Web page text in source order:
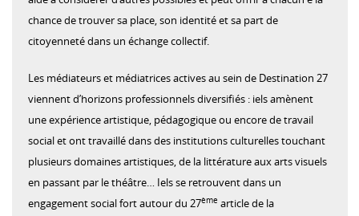
chance de trouver sa place, son identité et sa part de
citoyenneté dans un échange collectif.
Les médiateurs et médiatrices actives au sein de Destination 27
viennent d’horizons professionnels diversifiés : iels amènent
une expérience artistique, pédagogique ou encore de travail
social et ont travaillé dans des institutions culturelles touchant
plusieurs domaines artistiques, de la littérature aux arts visuels
en passant par le théâtre… Iels se retrouvent dans un
engagement social fort autour du 27ème article de la